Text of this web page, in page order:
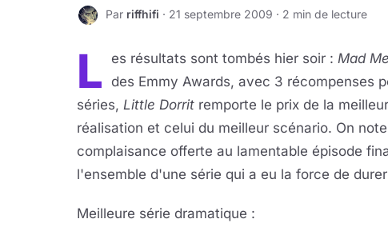
R Par riffhifi · 21 septembre 2009 · 2 min de lecture
L es résultats sont tombés hier soir : Mad
des Emmy Awards, avec 3 récompenses
séries, Little Dorrit remporte le prix de la
réalisation et celui du meilleur scénario. On
complaisance offerte au lamentable épisode
l'ensemble d'une série qui a eu la force de
Meilleure série dra­ma­tique :